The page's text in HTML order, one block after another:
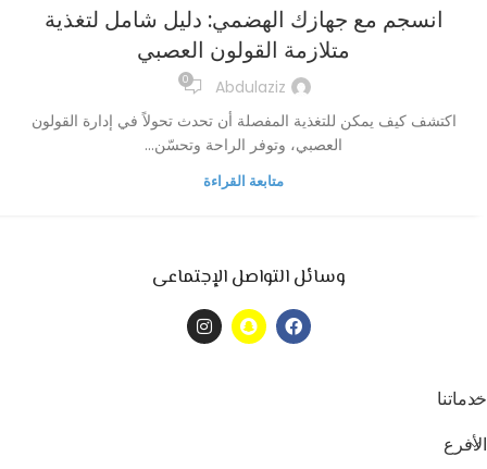
انسجم مع جهازك الهضمي: دليل شامل لتغذية
متلازمة القولون العصبي
Abdulaziz
0
اكتشف كيف يمكن للتغذية المفصلة أن تحدث تحولاً في إدارة القولون
العصبي، وتوفر الراحة وتحسّن...
متابعة القراءة
وسائل التواصل الإجتماعى
خدماتنا
الأفرع